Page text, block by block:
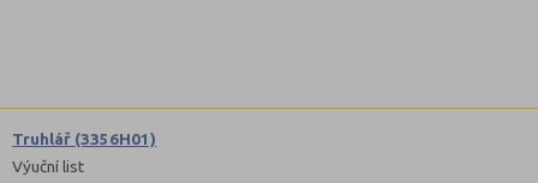
Truhlář (3356H01)
Výuční list